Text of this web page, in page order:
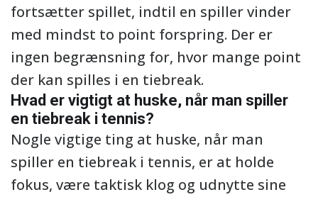
fortsætter spillet, indtil en spiller vinder
med mindst to point forspring. Der er
ingen begrænsning for, hvor mange point
der kan spilles i en tiebreak.
Hvad er vigtigt at huske, når man spiller
en tiebreak i tennis?
Nogle vigtige ting at huske, når man
spiller en tiebreak i tennis, er at holde
fokus, være taktisk klog og udnytte sine